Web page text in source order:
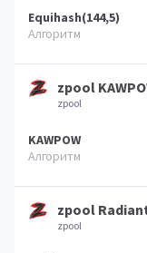
Equihash(144,5)
zpool
zpool
KAWPOW
zpool
zpool